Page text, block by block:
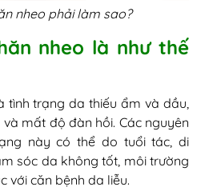
nheo phải làm sao?
nheo là như thế
tình trạng da thiếu ẩm và dầu,
mất độ đàn hồi. Các nguyên
này có thể do tuổi tác, di
sóc da không tốt, môi trường
với căn bệnh da liễu.